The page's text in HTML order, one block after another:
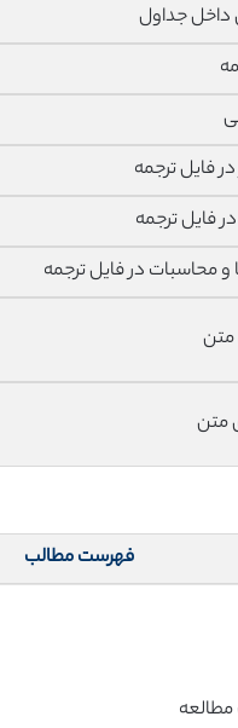
داخل جداول
فایل ترجمه
فایل ترجمه
و محاسبات در فایل ترجمه
متن
متن
فهرست مطالب